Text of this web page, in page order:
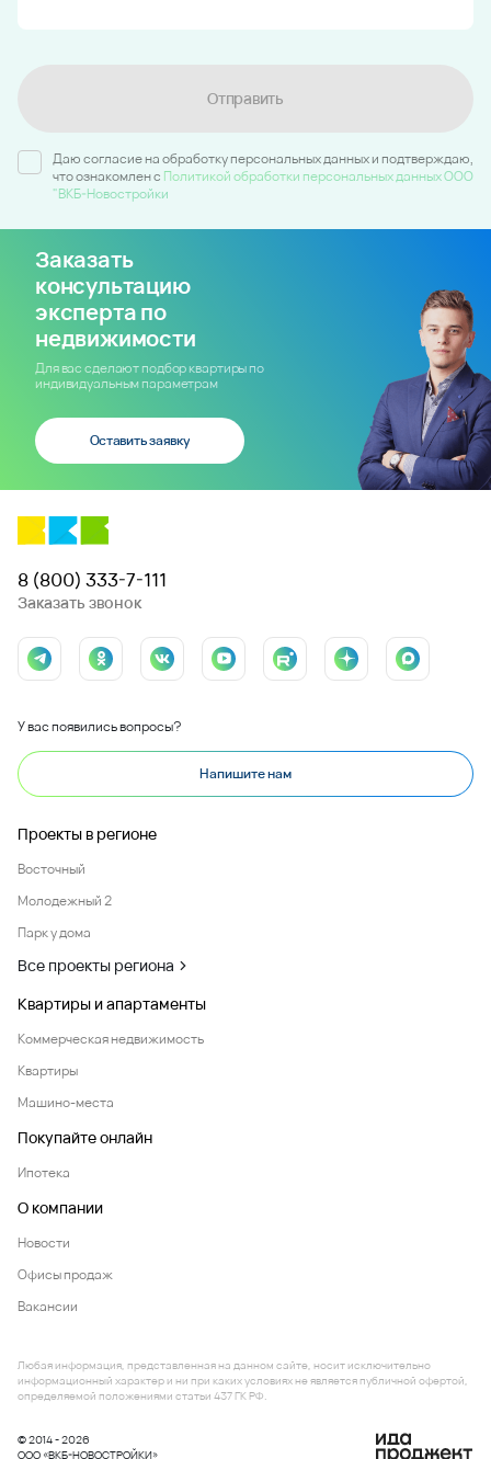
Отправить
Даю согласие на обработку персональных данных и подтверждаю,
что ознакомлен c Политикой обработки персональных данных ООО
"ВКБ-Новостройки
Заказать
консультацию
эксперта по
недвижимости
Для вас сделают подбор квартиры по
индивидуальным параметрам
Оставить заявку
8 (800) 333-7-111
Заказать звонок
У вас появились вопросы?
Напишите нам
Проекты в регионе
Восточный
Молодежный 2
Парк у дома
Все проекты региона
Квартиры и апартаменты
Коммерческая недвижимость
Квартиры
Машино-места
Покупайте онлайн
Ипотека
О компании
Новости
Офисы продаж
Вакансии
© 2014 - 2026
ООО «ВКБ-НОВОСТРОЙКИ»
Любая информация, представленная на данном сайте, носит исключительно
информационный характер и ни при каких условиях не является публичной офертой,
определяемой положениями статьи 437 ГК РФ.